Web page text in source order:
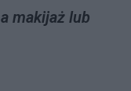
makijaż lub